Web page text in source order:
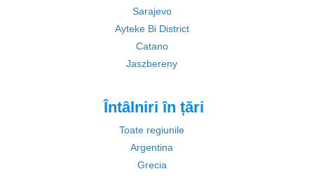
Sarajevo
Ayteke Bi District
Catano
Jaszbereny
Întâlniri în țări
Toate regiunile
Argentina
Grecia